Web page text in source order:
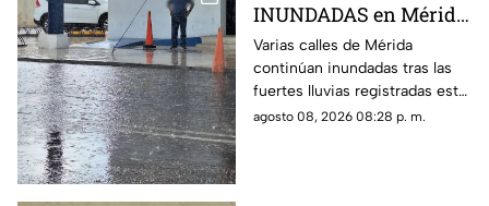
INUNDADAS en Mérida
tras fuertes lluvias de
hoy, sábado 8 de agosto
Varias calles de Mérida
continúan inundadas tras las
fuertes lluvias registradas este
sábado, afectando el tránsito
agosto 08, 2026 08:28 p. m.